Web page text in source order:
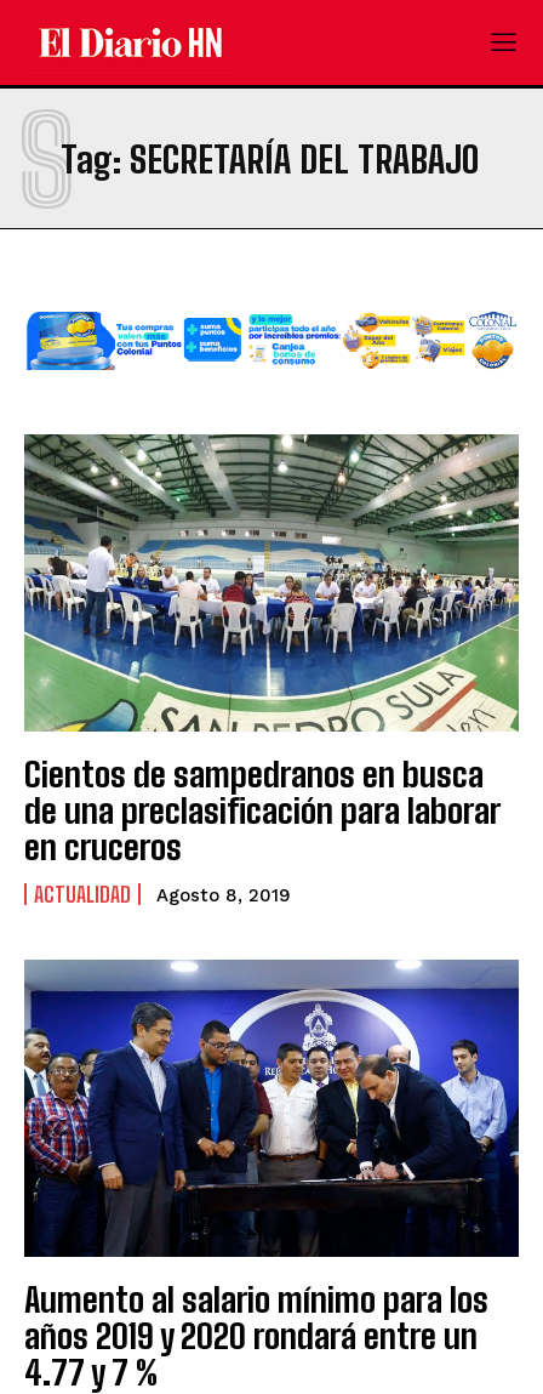
Tag: SECRETARÍA DEL TRABAJO
S
Cientos de sampedranos en busca
de una preclasificación para laborar
en cruceros
ACTUALIDAD Agosto 8, 2019
Aumento al salario mínimo para los
años 2019 y 2020 rondará entre un
4.77 y 7 %